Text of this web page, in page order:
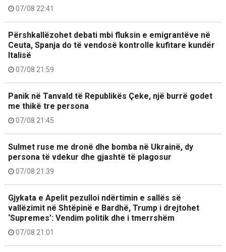
07/08 22:41
Përshkallëzohet debati mbi fluksin e emigrantëve në
Ceuta, Spanja do të vendosë kontrolle kufitare kundër
Italisë
07/08 21:59
Panik në Tanvald të Republikës Çeke, një burrë godet
me thikë tre persona
07/08 21:45
Sulmet ruse me dronë dhe bomba në Ukrainë, dy
persona të vdekur dhe gjashtë të plagosur
07/08 21:39
Gjykata e Apelit pezulloi ndërtimin e sallës së
vallëzimit në Shtëpinë e Bardhë, Trump i drejtohet
‘Supremes’: Vendim politik dhe i tmerrshëm
07/08 21:01